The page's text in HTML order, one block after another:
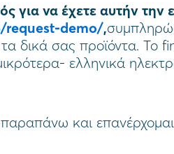
για να έχετε αυτήν την
request-demo/,
δικά σας προϊόντα. Το
ελληνικά
και